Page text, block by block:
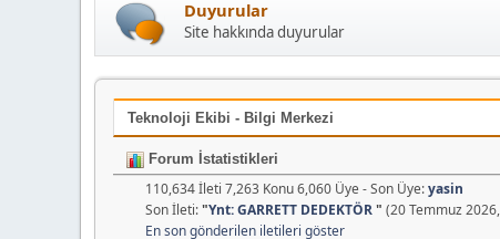
Duyurular
Site hakkında duyurular
Teknoloji Ekibi - Bilgi Merkezi
Forum İstatistikleri
110,634 İleti 7,263 Konu 6,060 Üye - Son Üye:yasin
Son İleti: "Ynt: GARRETT DEDEKTÖR " (20 Temmuz